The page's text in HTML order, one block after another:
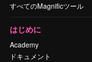
すべてのMagnificツール
はじめに
Academy
ドキュメント